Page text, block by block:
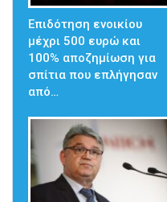
Επιδότηση ενοικίου
μέχρι 500 ευρώ και
100% αποζημίωση για
σπίτια που επλήγησαν
από…